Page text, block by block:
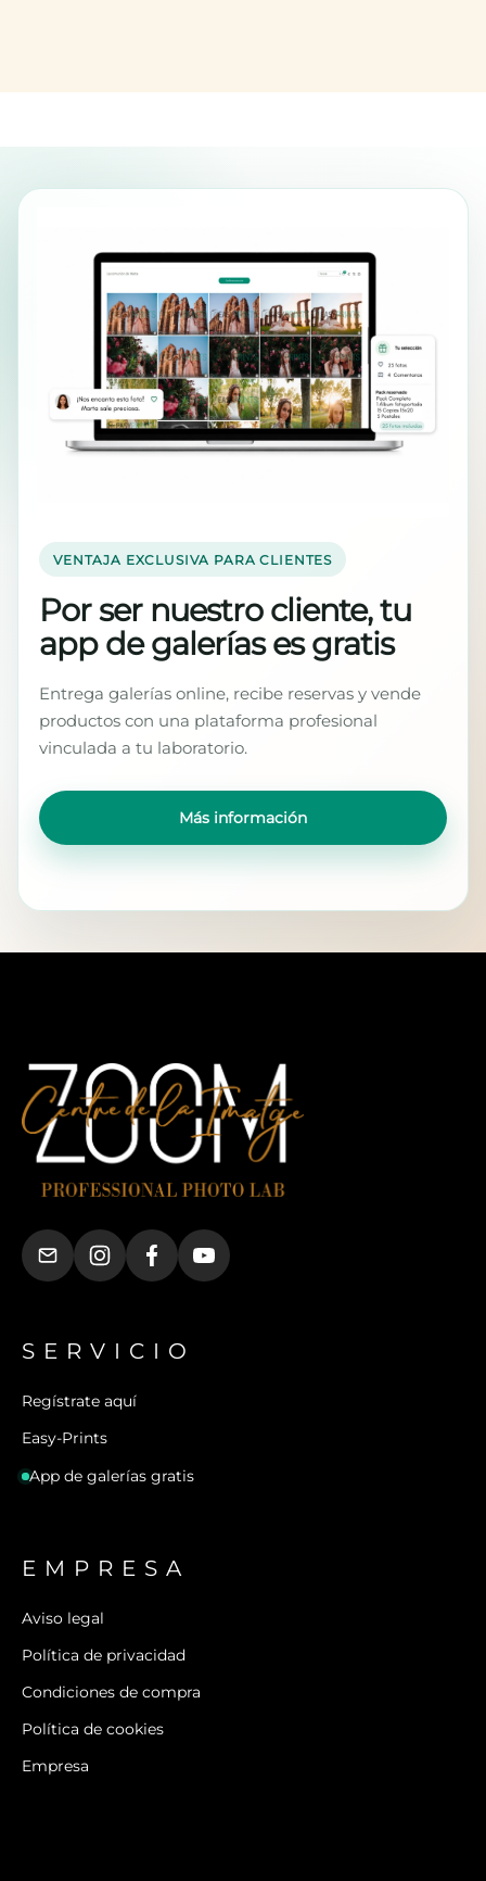
VENTAJA EXCLUSIVA PARA CLIENTES
Por ser nuestro cliente, tu
app de galerías es gratis
Entrega galerías online, recibe reservas y vende
productos con una plataforma profesional
vinculada a tu laboratorio.
Más información
SERVICIO
Regístrate aquí
Easy-Prints
App de galerías gratis
EMPRESA
Aviso legal
Política de privacidad
Condiciones de compra
Política de cookies
Empresa